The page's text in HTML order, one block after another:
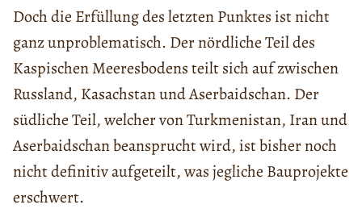
Doch die Erfüllung des letzten Punktes ist nicht
ganz unproblematisch. Der nördliche Teil des
Kaspischen Meeresbodens teilt sich auf zwischen
Russland, Kasachstan und Aserbaidschan. Der
südliche Teil, welcher von Turkmenistan, Iran und
Aserbaidschan beansprucht wird, ist bisher noch
nicht definitiv aufgeteilt, was jegliche Bauprojekte
erschwert.